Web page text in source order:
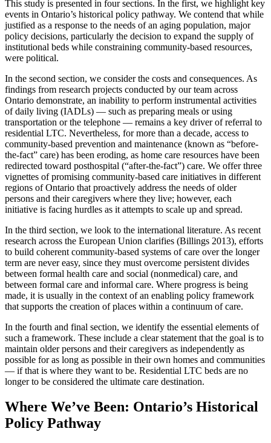
This study is presented in four sections. In the first, we highlight key
events in Ontario’s historical policy pathway. We contend that while
justified as a response to the needs of an aging population, major
policy decisions, particularly the decision to expand the supply of
institutional beds while constraining community-based resources,
were political.
In the second section, we consider the costs and consequences. As
findings from research projects conducted by our team across
Ontario demonstrate, an inability to perform instrumental activities
of daily living (IADLs) — such as preparing meals or using
transportation or the telephone — remains a key driver of referral to
residential LTC. Nevertheless, for more than a decade, access to
community-based prevention and maintenance (known as “before-
the-fact” care) has been eroding, as home care resources have been
redirected toward posthospital (“after-the-fact”) care. We offer three
vignettes of promising community-based care initiatives in different
regions of Ontario that proactively address the needs of older
persons and their caregivers where they live; however, each
initiative is facing hurdles as it attempts to scale up and spread.
In the third section, we look to the international literature. As recent
research across the European Union clarifies (Billings 2013), efforts
to build coherent community-based systems of care over the longer
term are never easy, since they must overcome persistent divides
between formal health care and social (nonmedical) care, and
between formal care and informal care. Where progress is being
made, it is usually in the context of an enabling policy framework
that supports the creation of places within a continuum of care.
In the fourth and final section, we identify the essential elements of
such a framework. These include a clear statement that the goal is to
maintain older persons and their caregivers as independently as
possible for as long as possible in their own homes and communities
— if that is where they want to be. Residential LTC beds are no
longer to be considered the ultimate care destination.
Where We’ve Been: Ontario’s Historical
Policy Pathway